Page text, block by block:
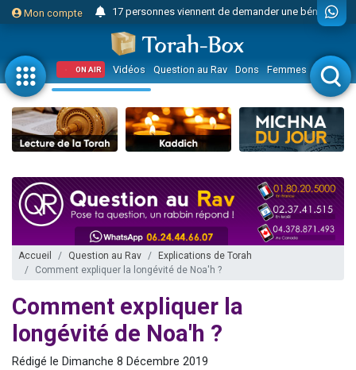
Mon compte
Il reste 49 places pour étudier en groupe sur Zoom
23 personnes viennent de faire un don pour Diane, 80 ans, dans un appartement insalubre
Eva vient de donner son Maasser
4 personnes viennent de nous rejoindre sur WhatsApp
3 personnes viennent de nous rejoindre sur WhatsApp
3 personnes viennent de faire un don pour 5 jours de vacances aux Orphelins
Odaya vient de donner son Maasser
13 personnes viennent de demander une bénédiction
30 personnes viennent de faire un don pour Sauvez la jambe de Yohan
12 nouvelles musiques dans Torah-Box Music
Il reste 49 places pour étudier en groupe sur Zoom
ON AIR Vidéos Question au Rav Dons Femmes Enfants
Accueil Question au Rav
Explications de Torah
Comment expliquer la longévité de Noa'h ?
Comment expliquer la
longévité de Noa'h ?
Rédigé le Dimanche 8 Décembre 2019